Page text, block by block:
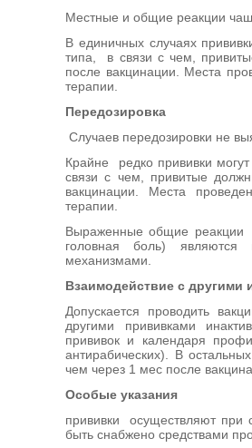
Местные и общие реакции
В единичных случаях
типа, в связи с чем,
после вакцинации. Места
терапии.
Передозировка
Случаев передозировки не
Крайне редко прививки
связи с чем, привитые
вакцинации. Места
терапии.
Выраженные общие реакции
головная боль) являются
механизмами.
Взаимодействие с другими
Допускается проводить
другими прививками
прививок и календаря
антирабических). В
чем через 1 мес после
Особые указания
прививки осуществляют при
быть снабжено средствами